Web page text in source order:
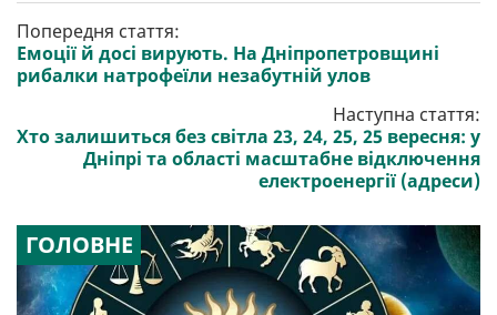
Попередня стаття:
Емоції й досі вирують. На Дніпропетровщині
рибалки натрофеїли незабутній улов
Наступна стаття:
Хто залишиться без світла 23, 24, 25, 25 вересня: у
Дніпрі та області масштабне відключення
електроенергії (адреси)
ГОЛОВНЕ